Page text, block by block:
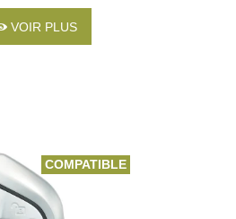
VOIR PLUS
COMPATIBLE